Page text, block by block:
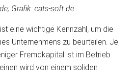
Grafik: cats-soft.de
eine wichtige Kennzahl, um die
Unternehmens zu beurteilen. Je
Fremdkapital ist im Betrieb
wird von einem soliden